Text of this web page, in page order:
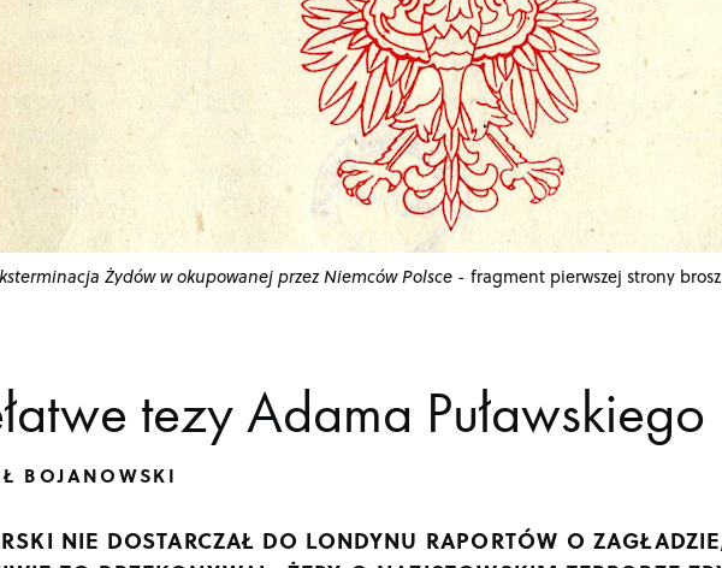
Żydów w okupowanej przez Niemców Polsce - fragment pierwszej strony
tezy Adama Puławskiego
BOJANOWSKI
NIE DOSTARCZAŁ DO LONDYNU RAPORTÓW O